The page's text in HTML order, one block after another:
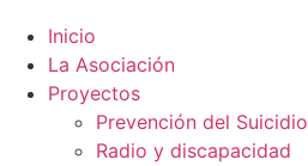
Inicio
La Asociación
Proyectos
Prevención del Suicidio
Radio y discapacidad